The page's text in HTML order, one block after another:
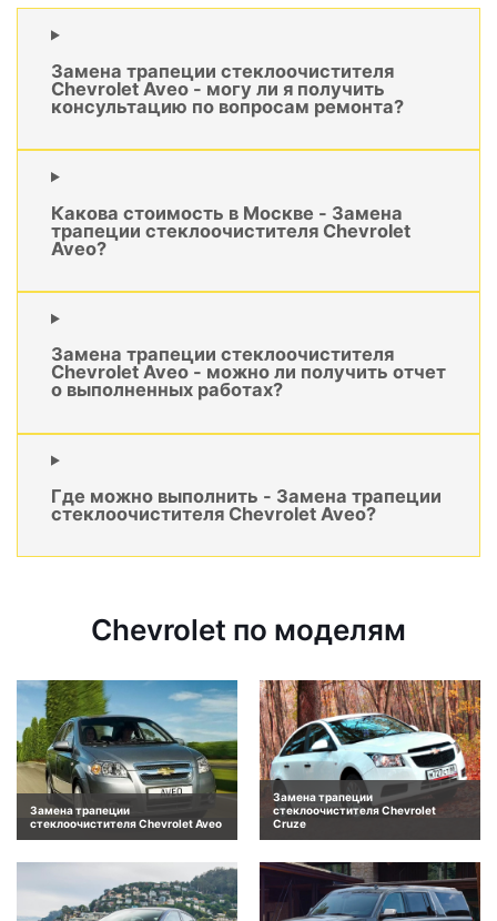
Замена трапеции стеклоочистителя
Chevrolet Aveo - могу ли я получить
консультацию по вопросам ремонта?
Какова стоимость в Москве - Замена
трапеции стеклоочистителя Chevrolet
Aveo?
Замена трапеции стеклоочистителя
Chevrolet Aveo - можно ли получить отчет
о выполненных работах?
Где можно выполнить - Замена трапеции
стеклоочистителя Chevrolet Aveo?
Chevrolet по моделям
Замена трапеции
стеклоочистителя Chevrolet Aveo
Замена трапеции
стеклоочистителя Chevrolet
Cruze